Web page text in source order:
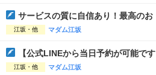
初回割引あり
キャッシュレス決済OK
サービスの質に自信あり！最高のお
江坂・他 マダム江坂
【公式LINEから当日予約が可能で
江坂・他 マダム江坂